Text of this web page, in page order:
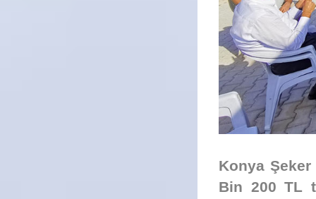
Konya
Bin 200 TL